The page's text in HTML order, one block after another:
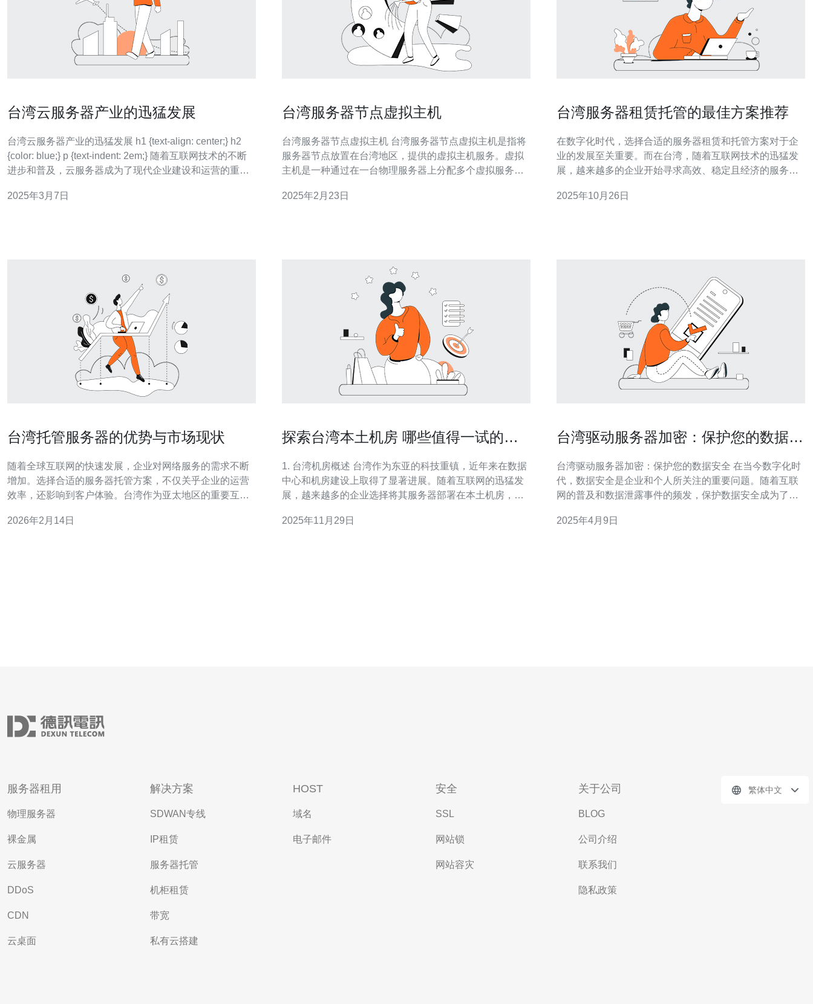
台湾云服务器产业的迅猛发展
台湾云服务器产业的迅猛发展 h1 {text-align: center;} h2
{color: blue;} p {text-indent: 2em;} 随着互联网技术的不断
进步和普及，云服务器成为了现代企业建设和运营的重要
来了迅猛发展。本文将介绍台湾云服务器产业的现状和发
2025年3月7日
台湾服务器节点虚拟主机
台湾服务器节点虚拟主机 台湾服务器节点虚拟主机是指将
服务器节点放置在台湾地区，提供的虚拟主机服务。虚拟
主机是一种通过在一台物理服务器上分配多个虚拟服务器
磁盘空间和带宽。台湾服务器节点虚拟主机的优点在于提
2025年2月23日
台湾服务器租赁托管的最佳方案推荐
在数字化时代，选择合适的服务器租赁和托管方案对于企
业的发展至关重要。而在台湾，随着互联网技术的迅猛发
展，越来越多的企业开始寻求高效、稳定且经济的服务器
的最佳方案，包括性价比高的选项，以及适合不同需求的
2025年10月26日
台湾托管服务器的优势与市场现状
随着全球互联网的快速发展，企业对网络服务的需求不断
增加。选择合适的服务器托管方案，不仅关乎企业的运营
效率，还影响到客户体验。台湾作为亚太地区的重要互联
环境，受到越来越多企业的青睐。 台湾托管服务器有什么
2026年2月14日
探索台湾本土机房 哪些值得一试的选
1. 台湾机房概述 台湾作为东亚的科技重镇，近年来在数据
中心和机房建设上取得了显著进展。随着互联网的迅猛发
展，越来越多的企业选择将其服务器部署在本土机房，以
2025年11月29日
台湾驱动服务器加密：保护您的数据安
台湾驱动服务器加密：保护您的数据安全 在当今数字化时
代，数据安全是企业和个人所关注的重要问题。随着互联
网的普及和数据泄露事件的频发，保护数据安全成为了每
其在保护数据安全方面的作用。 台湾驱动服务器加密是一
2025年4月9日
服务器租用
物理服务器
裸金属
云服务器
DDoS
CDN
云桌面
解决方案
SDWAN专线
IP租赁
服务器托管
机柜租赁
带宽
私有云搭建
HOST
域名
电子邮件
安全
SSL
网站锁
网站容灾
关于公司
BLOG
公司介绍
联系我们
隐私政策
繁体中文